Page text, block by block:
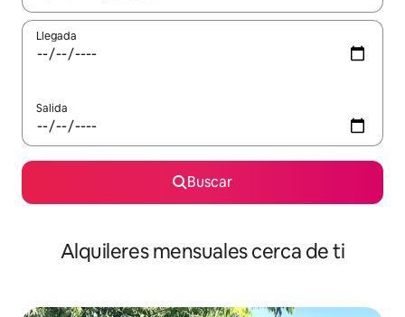
Llegada
Salida
Buscar
Alquileres mensuales cerca de ti